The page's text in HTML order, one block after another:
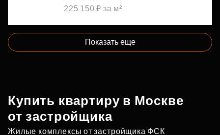
225 150 ₽ за м²
Показать еще
Купить квартиру в Москве
от застройщика
Жилые комплексы от застройщика ФСК